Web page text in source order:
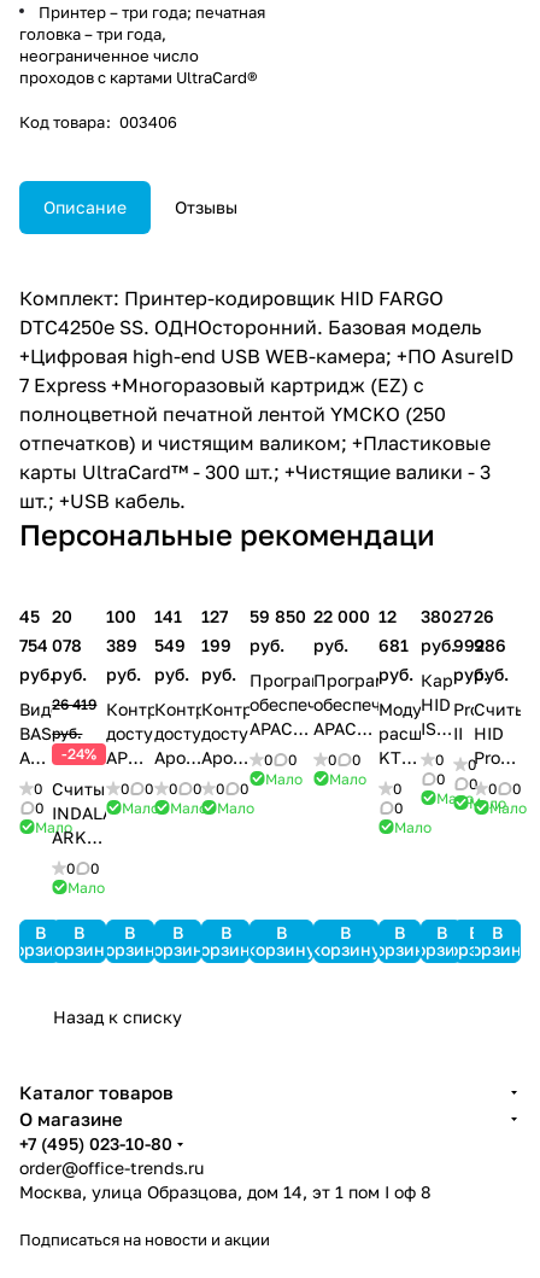
Принтер – три года; печатная
головка – три года,
неограниченное число
проходов с картами UltraCard®
Код товара: 003406
Описание Отзывы
Комплект: Принтер-кодировщик HID FARGO
DTC4250e SS. ОДНОсторонний. Базовая модель
+Цифровая high-end USB WEB-камера; +ПО AsureID
7 Express +Многоразовый картридж (EZ) c
полноцветной печатной лентой YMCKO (250
отпечатков) и чистящим валиком; +Пластиковые
карты UltraCard™ - 300 шт.; +Чистящие валики - 3
шт.; +USB кабель.
Персональные рекомендаци
45
754
руб.
Видеодомофон
BAS
AF-
070
0
Мало
В
корзину
20
078
руб.
26 419
руб.
-24%
Считыватель
INDALA
ARK-
501HD
PinProx
0
0
Мало
В
корзину
100
389
руб.
Контроллер
доступа
APOLLO
AIM-
4SL
0
0
Мало
В
корзину
141
549
руб.
Контроллер
доступа
Apollo
AAN-
100
0
0
Мало
В
корзину
127
199
руб.
Контроллер
доступа
Apollo
AAN-
32N
0
0
Мало
В
корзину
59 850
руб.
Программное
обеспечение
APACS
3000
Std-
SRV
0
0
Мало
В
корзину
22 000
руб.
Программное
обеспечение
APACS
3000
Light-
0
0
Мало
В
корзину
12
681
руб.
Модуль
расширения
KT-
PC4108
0
0
Мало
В
корзину
380
руб.
Карта
HID
ISOProx
II
1386
0
0
Мало
В
корзину
27
992
руб.
ProxPro
II
0
0
Мало
В
корзину
26
986
руб.
HID
Prox-
карт
0
0
Мало
В
корзину
Назад к списку
Каталог товаров
О магазине
+7 (495) 023-10-80
order@office-trends.ru
Москва, улица Образцова, дом 14, эт 1 пом I оф 8
Подписаться на новости и акции